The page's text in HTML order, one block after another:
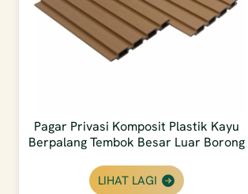
Pagar Privasi Komposit Plastik Kayu
Berpalang Tembok Besar Luar Borong
LIHAT LAGI